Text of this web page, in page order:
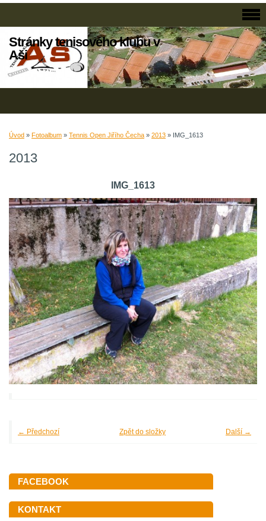
Stránky tenisového klubu v
Aši
Úvod » Fotoalbum » Tennis Open Jiřího Čecha » 2013 » IMG_1613
2013
IMG_1613
← Předchozí Další →
Zpět do složky
FACEBOOK
KONTAKT